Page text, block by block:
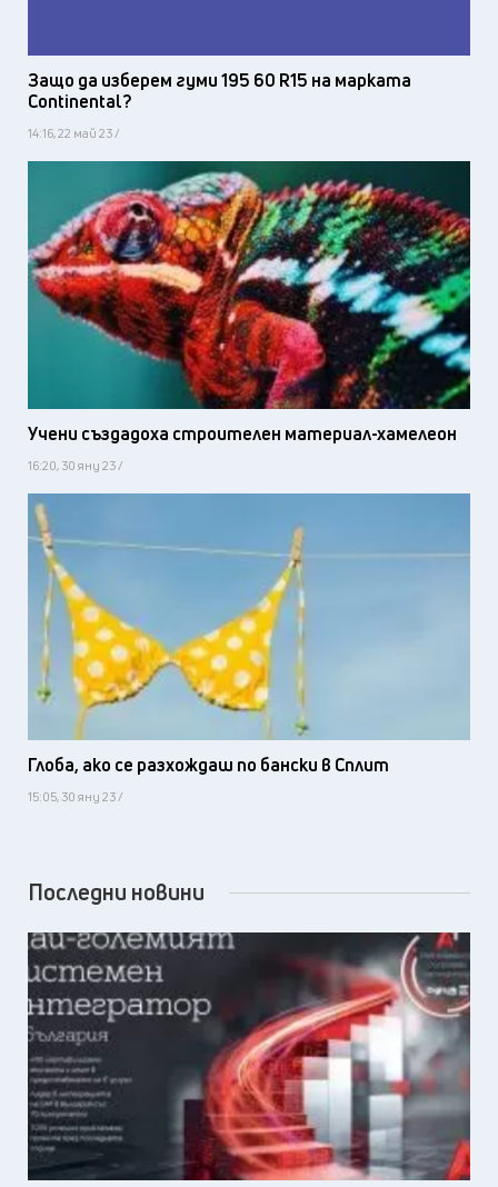
Защо да изберем гуми 195 60 R15 на марката
Continental?
14:16, 22 май 23 /
Учени създадоха строителен материал-хамелеон
16:20, 30 яну 23 /
Глоба, ако се разхождаш по бански в Сплит
15:05, 30 яну 23 /
Последни новини